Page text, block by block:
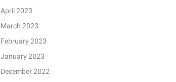
April 2023
March 2023
February 2023
January 2023
December 2022